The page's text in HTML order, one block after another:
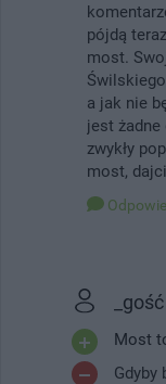
pójdą
most.
a jak nie
jest żadne
zwykły
most,
_gość
Most
Gdyby